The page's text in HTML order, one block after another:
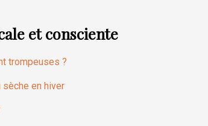
et consciente
trompeuses ?
sèche en hiver